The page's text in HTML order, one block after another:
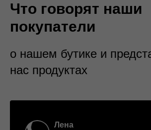
Что говорят наши
покупатели
о нашем бутике и
нас продуктах
Лена